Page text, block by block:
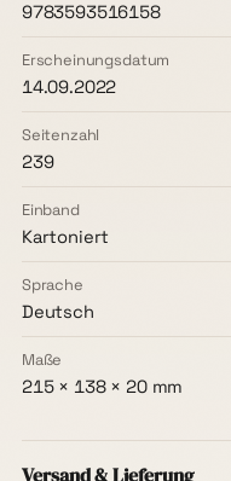
9783593516158
Erscheinungsdatum
14.09.2022
Seitenzahl
239
Einband
Kartoniert
Sprache
Deutsch
Maße
215 × 138 × 20 mm
Versand & Lieferung